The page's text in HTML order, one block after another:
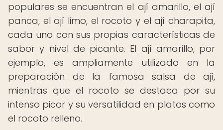
populares se encuentran el ají amarillo, el ají
panca, el ají limo, el rocoto y el ají charapita,
cada uno con sus propias características de
sabor y nivel de picante. El ají amarillo, por
ejemplo, es ampliamente utilizado en la
preparación de la famosa salsa de ají,
mientras que el rocoto se destaca por su
intenso picor y su versatilidad en platos como
el rocoto relleno.